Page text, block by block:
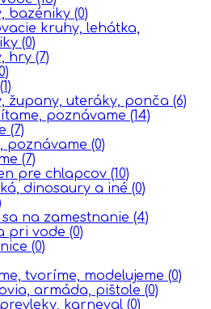
bazéniky (0)
kruhy, lehátka,
(0)
hry (7)
(1)
župany, uteráky, ponča (6)
poznávame (14)
(7)
poznávame (0)
(7)
pre chlapcov (10)
dinosaury a iné (0)
na zamestnanie (4)
pri vode (0)
(0)
tvoríme, modelujeme (0)
armáda, pištole (0)
karneval (0)